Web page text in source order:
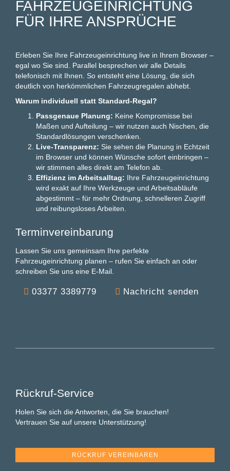
AHRZEUGEINRICHTUNG F
ÜR IHRE ANSPRÜCHE
Erleben Sie Ihre Fahrzeugeinrichtung live in Ihrem Browser –
egal wo Sie sind. Parallel besprechen wir alle Details
telefonisch mit Ihnen. So entsteht eine Lösung, die sich
deutlich von herkömmlichen Fahrzeugregalen abhebt.
Warum individuell statt Standard-Regal?
Passgenaue Planung: Keine Kompromisse bei
Maßen und Aufteilung – wir nutzen auch Nischen, die
Standardlösungen verschenken.
Live-Transparenz: Sie sehen die Planung in Echtzeit
im Browser und können Wünsche sofort einbringen –
wir stimmen alles direkt am Telefon ab.
Effizienz im Arbeitsalltag: Ihre Fahrzeugeinrichtung
wird exakt auf Ihre Werkzeuge und Arbeitsabläufe
abgestimmt – für mehr Ordnung, schnelleren Zugriff
und reibungsloses Arbeiten.
Terminvereinbarung
Lassen Sie uns gemeinsam Ihre perfekte
Fahrzeugeinrichtung planen – rufen Sie einfach an oder
schreiben Sie uns eine E-Mail.
03377 3389779 Nachricht senden
Rückruf-Service
Holen Sie sich die Antworten, die Sie brauchen!
Vertrauen Sie auf unsere Unterstützung!
RÜCKRUF VEREINBAREN